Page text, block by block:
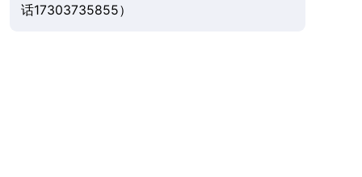
话17303735855）